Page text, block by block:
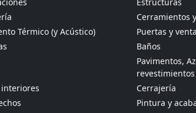
Cerramientos
Térmico (y Acústico)
Puertas y
Baños
Pavimentos,
revestimientos
Cerrajería
Pintura y